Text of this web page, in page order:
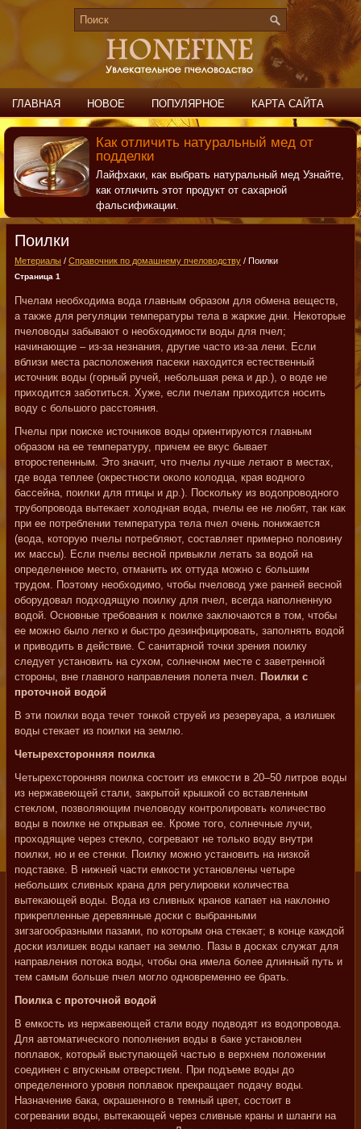
ГЛАВНАЯ НОВОЕ ПОПУЛЯРНОЕ КАРТА САЙТА
ПОИСК КОНТАКТЫ
Как отличить натуральный мед от
подделки
Лайфхаки, как выбрать натуральный мед Узнайте,
как отличить этот продукт от сахарной
фальсификации.
Поилки
Метериалы / Справочник по домашнему пчеловодству / Поилки
Страница 1
Пчелам необходима вода главным образом для обмена веществ,
а также для регуляции температуры тела в жаркие дни. Некоторые
пчеловоды забывают о необходимости воды для пчел;
начинающие – из-за незнания, другие часто из-за лени. Если
вблизи места расположения пасеки находится естественный
источник воды (горный ручей, небольшая река и др.), о воде не
приходится заботиться. Хуже, если пчелам приходится носить
воду с большого расстояния.
Пчелы при поиске источников воды ориентируются главным
образом на ее температуру, причем ее вкус бывает
второстепенным. Это значит, что пчелы лучше летают в местах,
где вода теплее (окрестности около колодца, края водного
бассейна, поилки для птицы и др.). Поскольку из водопроводного
трубопровода вытекает холодная вода, пчелы ее не любят, так как
при ее потреблении температура тела пчел очень понижается
(вода, которую пчелы потребляют, составляет примерно половину
их массы). Если пчелы весной привыкли летать за водой на
определенное место, отманить их оттуда можно с большим
трудом. Поэтому необходимо, чтобы пчеловод уже ранней весной
оборудовал подходящую поилку для пчел, всегда наполненную
водой. Основные требования к поилке заключаются в том, чтобы
ее можно было легко и быстро дезинфицировать, заполнять водой
и приводить в действие. С санитарной точки зрения поилку
следует установить на сухом, солнечном месте с заветренной
стороны, вне главного направления полета пчел. Поилки с
проточной водой
В эти поилки вода течет тонкой струей из резервуара, а излишек
воды стекает из поилки на землю.
Четырехсторонняя поилка
Четырехсторонняя поилка состоит из емкости в 20–50 литров воды
из нержавеющей стали, закрытой крышкой со вставленным
стеклом, позволяющим пчеловоду контролировать количество
воды в поилке не открывая ее. Кроме того, солнечные лучи,
проходящие через стекло, согревают не только воду внутри
поилки, но и ее стенки. Поилку можно установить на низкой
подставке. В нижней части емкости установлены четыре
небольших сливных крана для регулировки количества
вытекающей воды. Вода из сливных кранов капает на наклонно
прикрепленные деревянные доски с выбранными
зигзагообразными пазами, по которым она стекает; в конце каждой
доски излишек воды капает на землю. Пазы в досках служат для
направления потока воды, чтобы она имела более длинный путь и
тем самым больше пчел могло одновременно ее брать.
Поилка с проточной водой
В емкость из нержавеющей стали воду подводят из водопровода.
Для автоматического пополнения воды в баке установлен
поплавок, который выступающей частью в верхнем положении
соединен с впускным отверстием. При подъеме воды до
определенного уровня поплавок прекращает подачу воды.
Назначение бака, окрашенного в темный цвет, состоит в
согревании воды, вытекающей через сливные краны и шланги на